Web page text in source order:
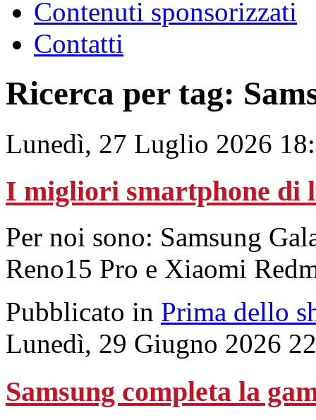
Contenuti sponsorizzati
Contatti
Ricerca per tag:
Lunedì, 27 Luglio 2026
I migliori smartphone di
Per noi sono: Samsung
Reno15 Pro e Xiaomi
Pubblicato in Prima dello
Lunedì, 29 Giugno 2026
Samsung completa la